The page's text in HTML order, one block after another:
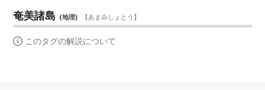
奄美諸島 (地理) 【あまみしょとう 】
このタグの解説について